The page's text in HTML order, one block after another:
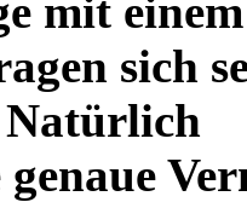
mit
sich
genaue